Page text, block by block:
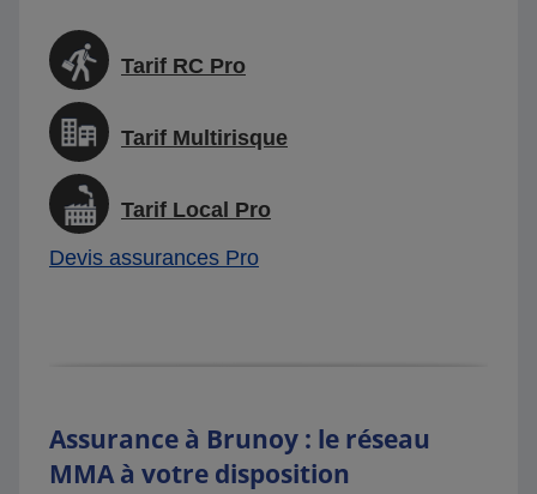
Tarif RC Pro
Tarif Multirisque
Tarif Local Pro
Devis assurances Pro
Assurance à Brunoy : le réseau
MMA à votre disposition